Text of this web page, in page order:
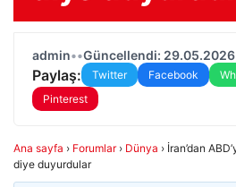
admin••Güncellendi:
Paylaş: Twitter Facebook
Pinterest
Ana sayfa › Forumlar › Dünya › İran’dan
diye duyurdular